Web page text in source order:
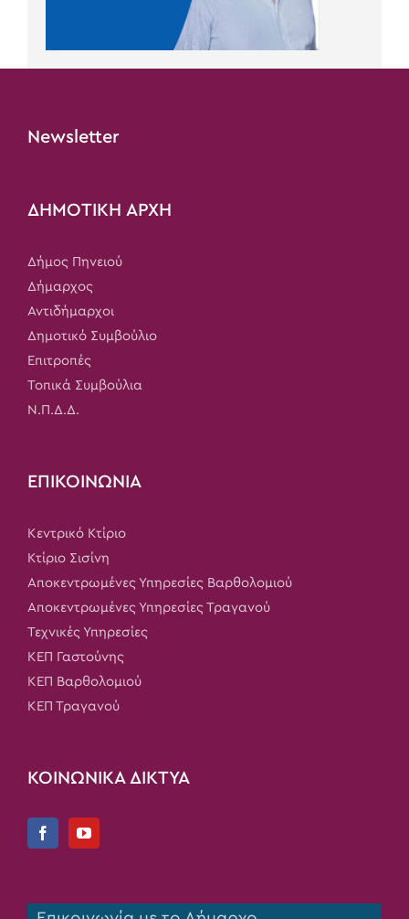
Newsletter
ΔΗΜΟΤΙΚΗ ΑΡΧΗ
Δήμος Πηνειού
Δήμαρχος
Αντιδήμαρχοι
Δημοτικό Συμβούλιο
Επιτροπές
Τοπικά Συμβούλια
Ν.Π.Δ.Δ.
ΕΠΙΚΟΙΝΩΝΙΑ
Κεντρικό Κτίριο
Κτίριο Σισίνη
Αποκεντρωμένες Υπηρεσίες Βαρθολομιού
Αποκεντρωμένες Υπηρεσίες Τραγανού
Τεχνικές Υπηρεσίες
ΚΕΠ Γαστούνης
ΚΕΠ Βαρθολομιού
ΚΕΠ Τραγανού
ΚΟΙΝΩΝΙΚΑ ΔΙΚΤΥΑ